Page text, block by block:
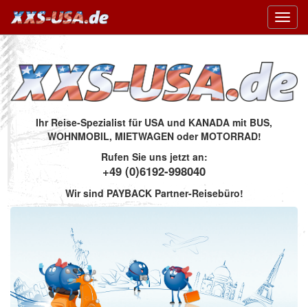
Ihr Reise-Spezialist für USA und KANADA mit BUS,
WOHNMOBIL, MIETWAGEN oder MOTORRAD!
Rufen Sie uns jetzt an:
+49 (0)6192-998040
Wir sind PAYBACK Partner-Reisebüro!